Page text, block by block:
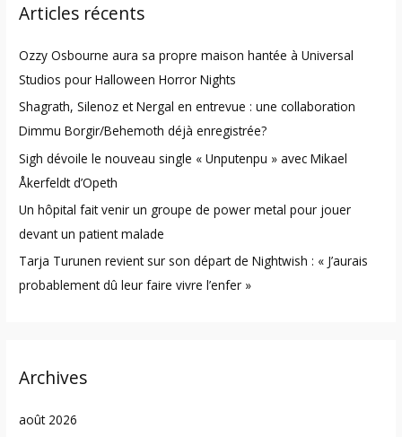
c
f
o
r
:
Articles récents
Ozzy Osbourne aura sa propre maison hantée à Universal
Studios pour Halloween Horror Nights
Shagrath, Silenoz et Nergal en entrevue : une collaboration
Dimmu Borgir/Behemoth déjà enregistrée?
Sigh dévoile le nouveau single « Unputenpu » avec Mikael
Åkerfeldt d’Opeth
Un hôpital fait venir un groupe de power metal pour jouer
devant un patient malade
Tarja Turunen revient sur son départ de Nightwish : « J’aurais
probablement dû leur faire vivre l’enfer »
Archives
août 2026